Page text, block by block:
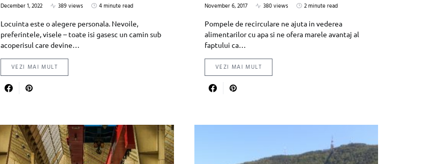
December 1, 2022 389 views
4 minute read
Locuinta este o alegere personala. Nevoile,
preferintele, visele – toate isi gasesc un camin sub
acoperisul care devine…
VEZI MAI MULT
November 6, 2017 380 views
2 minute read
Pompele de recirculare ne ajuta in vederea
alimentarilor cu apa si ne ofera marele avantaj al
faptului ca…
VEZI MAI MULT